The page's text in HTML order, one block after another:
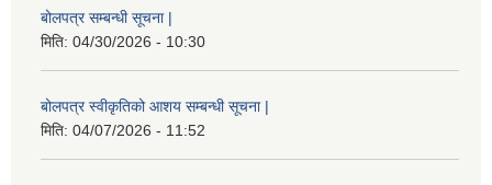
बोलपत्र सम्बन्धी सूचना |
मिति: 04/30/2026 - 10:30
बोलपत्र स्वीकृतिको आशय सम्बन्धी सूचना |
मिति: 04/07/2026 - 11:52